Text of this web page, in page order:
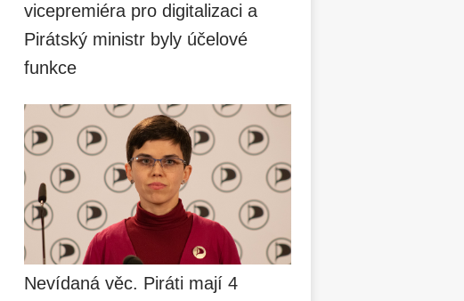
vicepremiéra pro digitalizaci a
Pirátský ministr byly účelové
funkce
Nevídaná věc. Piráti mají 4